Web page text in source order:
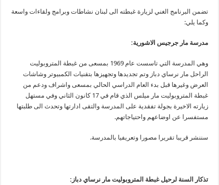
تضمن البرنامج الغني لزيارة غبطته الى لبنان نشاطات وبرامج ولقاءات واسعة
وكما يلي:
مدرسة مار جرجيس الاشورية:
وهي المدرسة التي تاسست عام 1969 بمسعى من غبطة المتروبوليت
الراحل مار نرساي دباز وتم تجديدها وتجهيزها بتقنيات الكمبيوتر وشاشات
العرض وغيرها قبل بدء العام الدراسي الحالي بمسعى واشراف ودعم من
غبطة المتروبوليت مار ميلس الذي قام في 17 كانون الثاني وفي مستهل
زيارته الاخيرة بجولة تفقدية على المدرسة والتقى ادارتها وتحدث الى طلبتها
مستفسرا عن اوضاعهم واحتياجاتهم.
سننشر قريبا تقريرا مصورا وتعريفيا بالمدرسة.
تذكار السنة لرحيل غبطة المتروبوليت مار نرساي دباز: